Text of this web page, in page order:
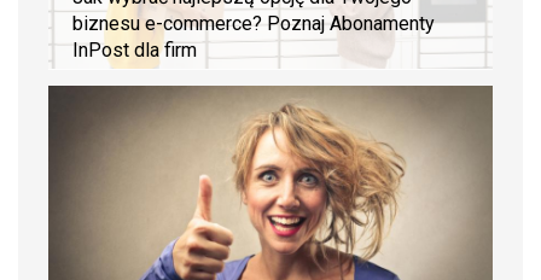
biznesu e-commerce? Poznaj Abonamenty
InPost dla firm